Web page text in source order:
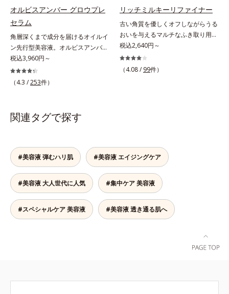
(*6)で大人肌にハリ感をプラス。す
るっと伸び広がるテクスチャー
で、"顔全体にご使用いただける設
計"。見えているシワはもちろん、
自分では気づきにくい死角のシワの
改善にも効果を発揮します。*1 メ
ラニンの生成を抑え、シミ・ソバカ
スを防ぐ*2 ナイアシンアミド（有
BG（保湿）*3 角層まで*4 K石けん
素地、ホホバアルコール、トリステ
方との比較*6 ドクダミエキス、シ
クロヘキサンジカルボン酸ビスエト
キシジグリコール（保湿）＜使用量
目安＞パール1粒程度＜ご使用ステ
ップ＞洗顔料 ⇒ 化粧水 ⇒ ザ リン
クルセラム ⇒ 保湿液＜1商品あたり
の使用回数＞通常サイズ：約90回
チノール配合＝保湿成分*2 パルミ
成分*3 ラウロイルグルタミン酸ジ
（フィトステリル/オクチルドデシ
ル）配合＝保湿成分*4 角層まで
オルビスアンバー グロウプレ
セラム
角層深くまで成分を届けるオイルイ
ン先行型美容液。オルビスアンバー
は、いつも⾃然体で美しくありたい
と願う⼤⼈世代に寄り添うブランド
です。年齢印象研究に基づいた肌サ
手軽なお手入れで賢いケアを。ライ
フスタイルになじむ、若々しい印象
イルイン先⾏型美容液「オルビスア
ンバー グロウプレセラム」は、オ
イル成分(*2)が肌に素早くなじみ、
肌をやわらかくしながら角層まで浸
透。ADセラミドミックスが肌をす
こやかに整え、うるおいを蓄える肌
へと導きます。洗顔後すぐに使うこ
酸）グリセリル＝肌をやわらかくほ
税込3,960円～
（4.3 /253件）
リッチミルキーリファイナー
古い角質を優しくオフしながらうる
おいを与えるマルチなふき取り用美
容液。ごわつき、黄ぐすみなど、さ
まざまな年齢肌悩みに関わる角層の
糖化。角層が糖化する前に(*)やさし
肌に。さらにうるおいをキャッチし
て蓄える水性ヴェールを肌の上に形
成することで、次に使う化粧水のな
じみがアップします。週に2～3回、
洗顔後にまろやかな感触のミルクで
やさしくふき取るだけで、ごわつき
のない、みずみずしいやわ肌を実現
角層をふき取り、やわらかい肌を保
税込2,640円～
（4.08 / 99件）
関連タグで探す
#美容液 弾むハリ肌 #美容液 エイジングケア
#美容液 大人世代に人気 #集中ケア 美容液
#スペシャルケア 美容液 #美容液 透き通る肌へ